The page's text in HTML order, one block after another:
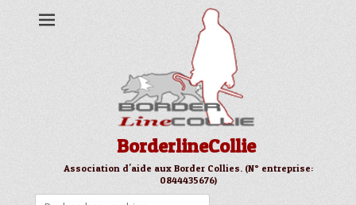
BorderlineCollie
Association d'aide aux Border Collies. (N° entreprise:
0844435676)